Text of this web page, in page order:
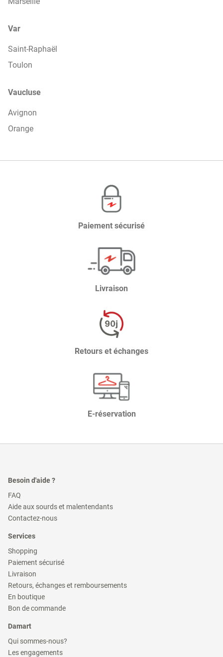
Var
Saint-Raphaël
Toulon
Vaucluse
Avignon
Orange
Paiement sécurisé
Livraison
Retours et échanges
E-réservation
Besoin d'aide ?
FAQ
une
nouvelle
Aide aux sourds et malentendants(ouvre
Contactez-nous(ouvre
Services
Shopping
une
fenêtre)
Paiement sécurisé(ouvre
nouvelle
Livraison
une
nouvelle
Retours, échanges et remboursements(ouvre
En boutique(ouvre
une
Bon de commande(ouvre
fenêtre)
Damart
Qui sommes-nous?
Les engagements(ouvre